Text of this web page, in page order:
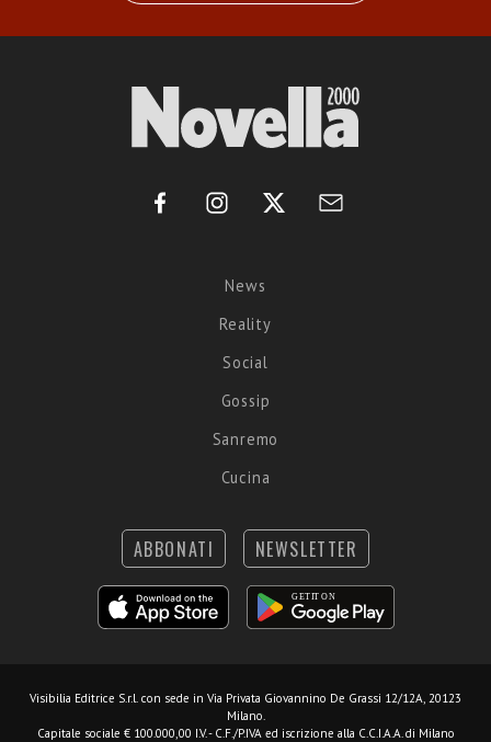
News
Reality
Social
Gossip
Sanremo
Cucina
ABBONATI NEWSLETTER
Visibilia Editrice S.r.l. con sede in Via Privata Giovannino De Grassi 12/12A, 20123
Milano.
Capitale sociale € 100.000,00 I.V. - C.F./P.IVA ed iscrizione alla C.C.I.A.A. di Milano